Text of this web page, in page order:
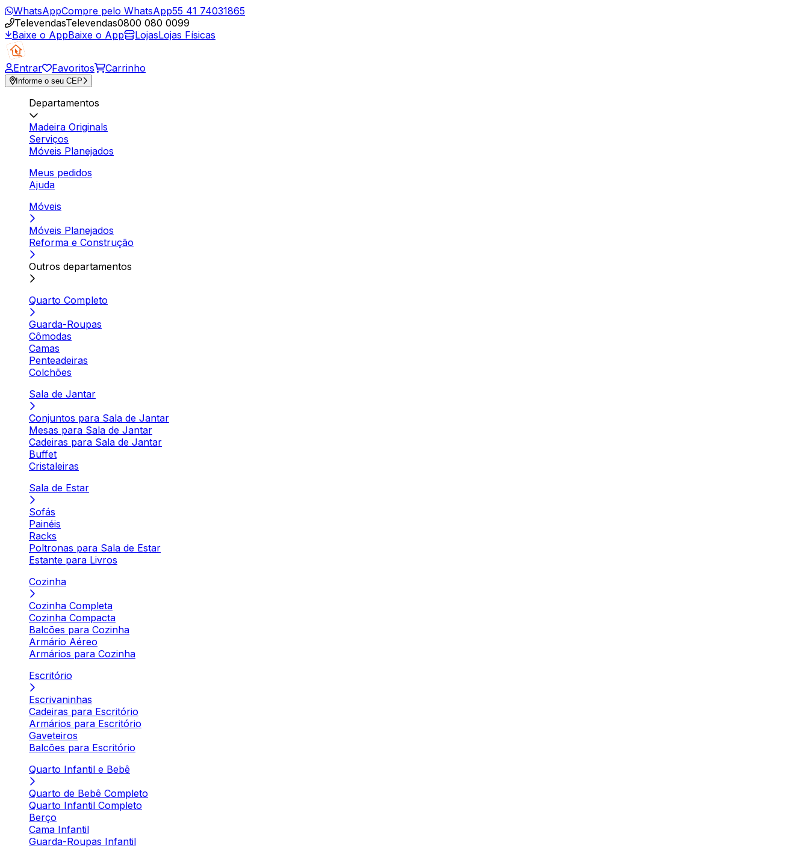
WhatsAppCompre pelo WhatsApp55 41 74031865
TelevendasTelevendas0800 080 0099
Baixe o AppBaixe o App LojasLojas Físicas
Entrar Favoritos Carrinho
Informe o seu CEP
Departamentos
Madeira Originals
Serviços
Móveis Planejados
Meus pedidos
Ajuda
Móveis
Móveis Planejados
Reforma e Construção
Outros departamentos
Quarto Completo
Guarda-Roupas
Cômodas
Camas
Penteadeiras
Colchões
Sala de Jantar
Conjuntos para Sala de Jantar
Mesas para Sala de Jantar
Cadeiras para Sala de Jantar
Buffet
Cristaleiras
Sala de Estar
Sofás
Painéis
Racks
Poltronas para Sala de Estar
Estante para Livros
Cozinha
Cozinha Completa
Cozinha Compacta
Balcões para Cozinha
Armário Aéreo
Armários para Cozinha
Escritório
Escrivaninhas
Cadeiras para Escritório
Armários para Escritório
Gaveteiros
Balcões para Escritório
Quarto Infantil e Bebê
Quarto de Bebê Completo
Quarto Infantil Completo
Berço
Cama Infantil
Guarda-Roupas Infantil